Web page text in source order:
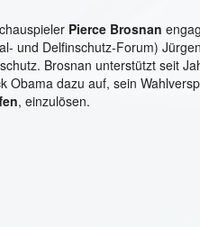
Pierce Brosnan
und Delfinschutz-Forum)
Brosnan unterstützt seit
Obama dazu auf, sein
, einzulösen.